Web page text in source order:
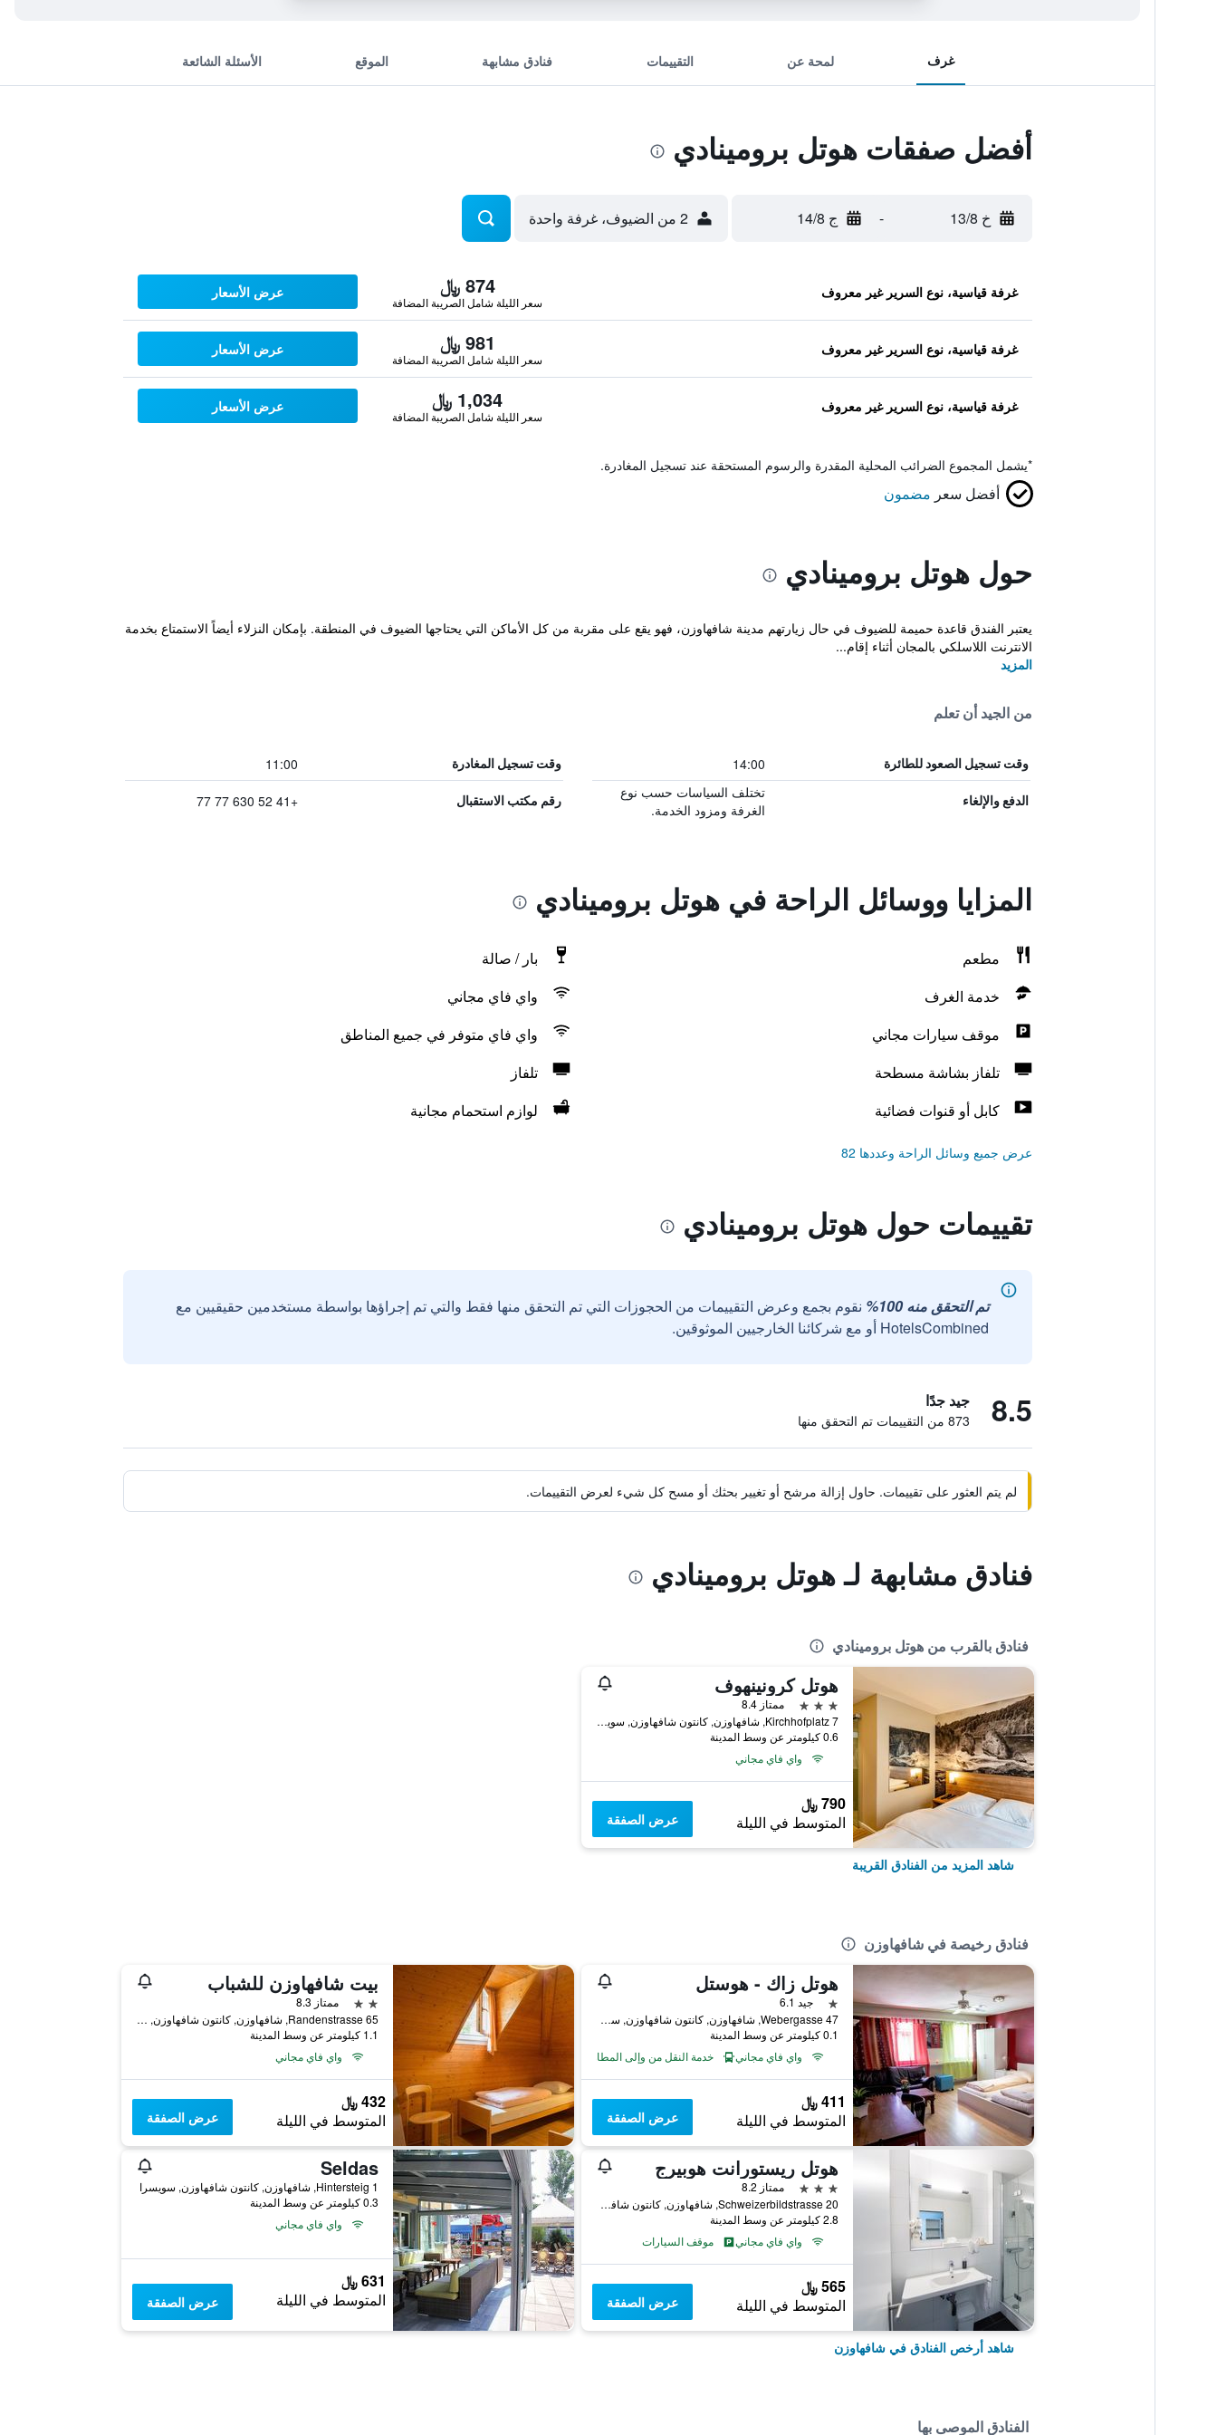
غرف لمحة عن التقييمات فنادق مشابهة الموقع الأسئلة الشائعة
أفضل صفقات هوتل برومينادي
خ 13/8 - ج 14/8 2 من الضيوف، غرفة واحدة
غرفة قياسية، نوع السرير غير معروف 874 ﷼
سعر الليلة شامل الصريبة المضافة
عرض الأسعار
غرفة قياسية، نوع السرير غير معروف 981 ﷼
سعر الليلة شامل الصريبة المضافة
عرض الأسعار
غرفة قياسية، نوع السرير غير معروف 1,034 ﷼
سعر الليلة شامل الصريبة المضافة
عرض الأسعار
*يشمل المجموع الضرائب المحلية المقدرة والرسوم المستحقة عند تسجيل المغادرة.
أفضل سعر مضمون
حول هوتل برومينادي
يعتبر الفندق قاعدة حميمة للضيوف في حال زيارتهم مدينة شافهاوزن، فهو يقع على مقربة من كل الأماكن التي يحتاجها الضيوف في المنطقة. بإمكان النزلاء أيضاً الاستمتاع بخدمة
الانترنت اللاسلكي بالمجان أثناء إقام...
المزيد
من الجيد أن تعلم
وقت تسجيل الصعود للطائرة 14:00 وقت تسجيل المغادرة 11:00
الدفع والإلغاء
تختلف السياسات حسب نوع
الغرفة ومزود الخدمة.
رقم مكتب الاستقبال +41 52 630 77 77
المزايا ووسائل الراحة في هوتل برومينادي
مطعم
بار / صالة
خدمة الغرف
واي فاي مجاني
موقف سيارات مجاني
واي فاي متوفر في جميع المناطق
تلفاز بشاشة مسطحة
تلفاز
كابل أو قنوات فضائية
لوازم استحمام مجانية
عرض جميع وسائل الراحة وعددها 82
تقييمات حول هوتل برومينادي
تم التحقق منه 100%
نقوم بجمع وعرض التقييمات من الحجوزات التي تم التحقق منها فقط والتي تم إجراؤها بواسطة مستخدمين حقيقيين مع
HotelsCombined أو مع شركائنا الخارجيين الموثوقين.
8.5 جيد جدًا
873 من التقييمات تم التحقق منها
لم يتم العثور على تقييمات. حاول إزالة مرشح أو تغيير بحثك أو مسح كل شيء لعرض التقييمات.
فنادق مشابهة لـ هوتل برومينادي
فنادق بالقرب من هوتل برومينادي
هوتل كرونينهوف
3 نجوم
ممتاز 8.4
Kirchhofplatz 7, شافهاوزن, كانتون شافهاوزن, سويسرا
0.6 كيلومتر عن وسط المدينة
واي فاي مجاني
790 ﷼
المتوسط في الليلة عرض الصفقة
شاهد المزيد من الفنادق القريبة
فنادق رخيصة في شافهاوزن
هوتل زاك - هوستل
نجمة واحدة
جيد 6.1
Webergasse 47, شافهاوزن, كانتون شافهاوزن, سويسرا
0.1 كيلومتر عن وسط المدينة
واي فاي مجاني
خدمة النقل من وإلى المطار
411 ﷼
المتوسط في الليلة عرض الصفقة
بيت شافهاوزن للشباب
2 نجمتين
ممتاز 8.3
Randenstrasse 65, شافهاوزن, كانتون شافهاوزن, سويسرا
1.1 كيلومتر عن وسط المدينة
واي فاي مجاني
432 ﷼
المتوسط في الليلة عرض الصفقة
هوتل ريستورانت هوبيرج
3 نجوم
ممتاز 8.2
Schweizerbildstrasse 20, شافهاوزن, كانتون شافهاوزن, سويسرا
2.8 كيلومتر عن وسط المدينة
واي فاي مجاني
موقف السيارات
565 ﷼
المتوسط في الليلة عرض الصفقة
Seldas
Hintersteig 1, شافهاوزن, كانتون شافهاوزن, سويسرا
0.3 كيلومتر عن وسط المدينة
واي فاي مجاني
631 ﷼
المتوسط في الليلة عرض الصفقة
شاهد أرخص الفنادق في شافهاوزن
الفنادق الموصى بها